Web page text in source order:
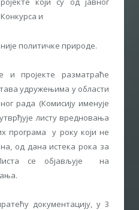
и
политичке природе.
и пројекте разматраће
удружењима у области
рада (Комисију именује
листу вредновања
програма у року који не
од дана истека рока за
се објављује на
документацију, у 3